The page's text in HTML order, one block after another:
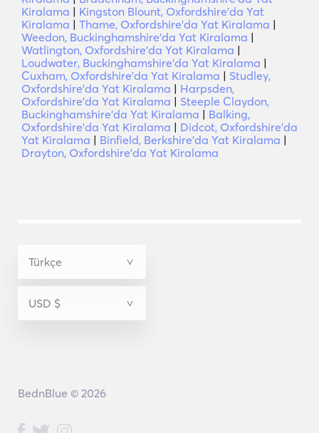
Kiralama | Kingston Blount, Oxfordshire'da Yat
Kiralama | Thame, Oxfordshire'da Yat Kiralama |
Weedon, Buckinghamshire'da Yat Kiralama |
Watlington, Oxfordshire'da Yat Kiralama |
Loudwater, Buckinghamshire'da Yat Kiralama |
Cuxham, Oxfordshire'da Yat Kiralama | Studley,
Oxfordshire'da Yat Kiralama | Harpsden,
Oxfordshire'da Yat Kiralama | Steeple Claydon,
Buckinghamshire'da Yat Kiralama | Balking,
Oxfordshire'da Yat Kiralama | Didcot, Oxfordshire'da
Yat Kiralama | Binfield, Berkshire'da Yat Kiralama |
Drayton, Oxfordshire'da Yat Kiralama
BednBlue © 2026